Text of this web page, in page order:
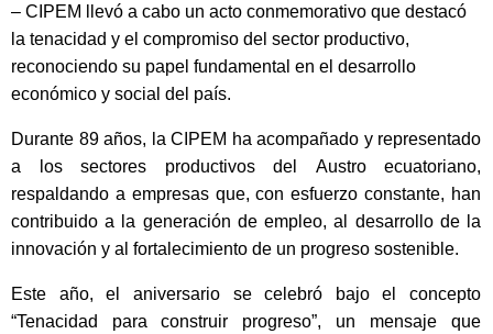
– CIPEM llevó a cabo un acto conmemorativo que destacó
la tenacidad y el compromiso del sector productivo,
reconociendo su papel fundamental en el desarrollo
económico y social del país.
Durante 89 años, la CIPEM ha acompañado y representado
a los sectores productivos del Austro ecuatoriano,
respaldando a empresas que, con esfuerzo constante, han
contribuido a la generación de empleo, al desarrollo de la
innovación y al fortalecimiento de un progreso sostenible.
Este año, el aniversario se celebró bajo el concepto
“Tenacidad para construir progreso”, un mensaje que